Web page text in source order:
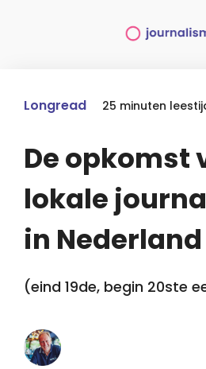
Longread 25 minuten
De opkomst
lokale
in Nederland
(eind 19de, begin 20ste